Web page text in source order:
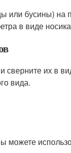
или бусины)
в виде
сверните их в
вида.
можете